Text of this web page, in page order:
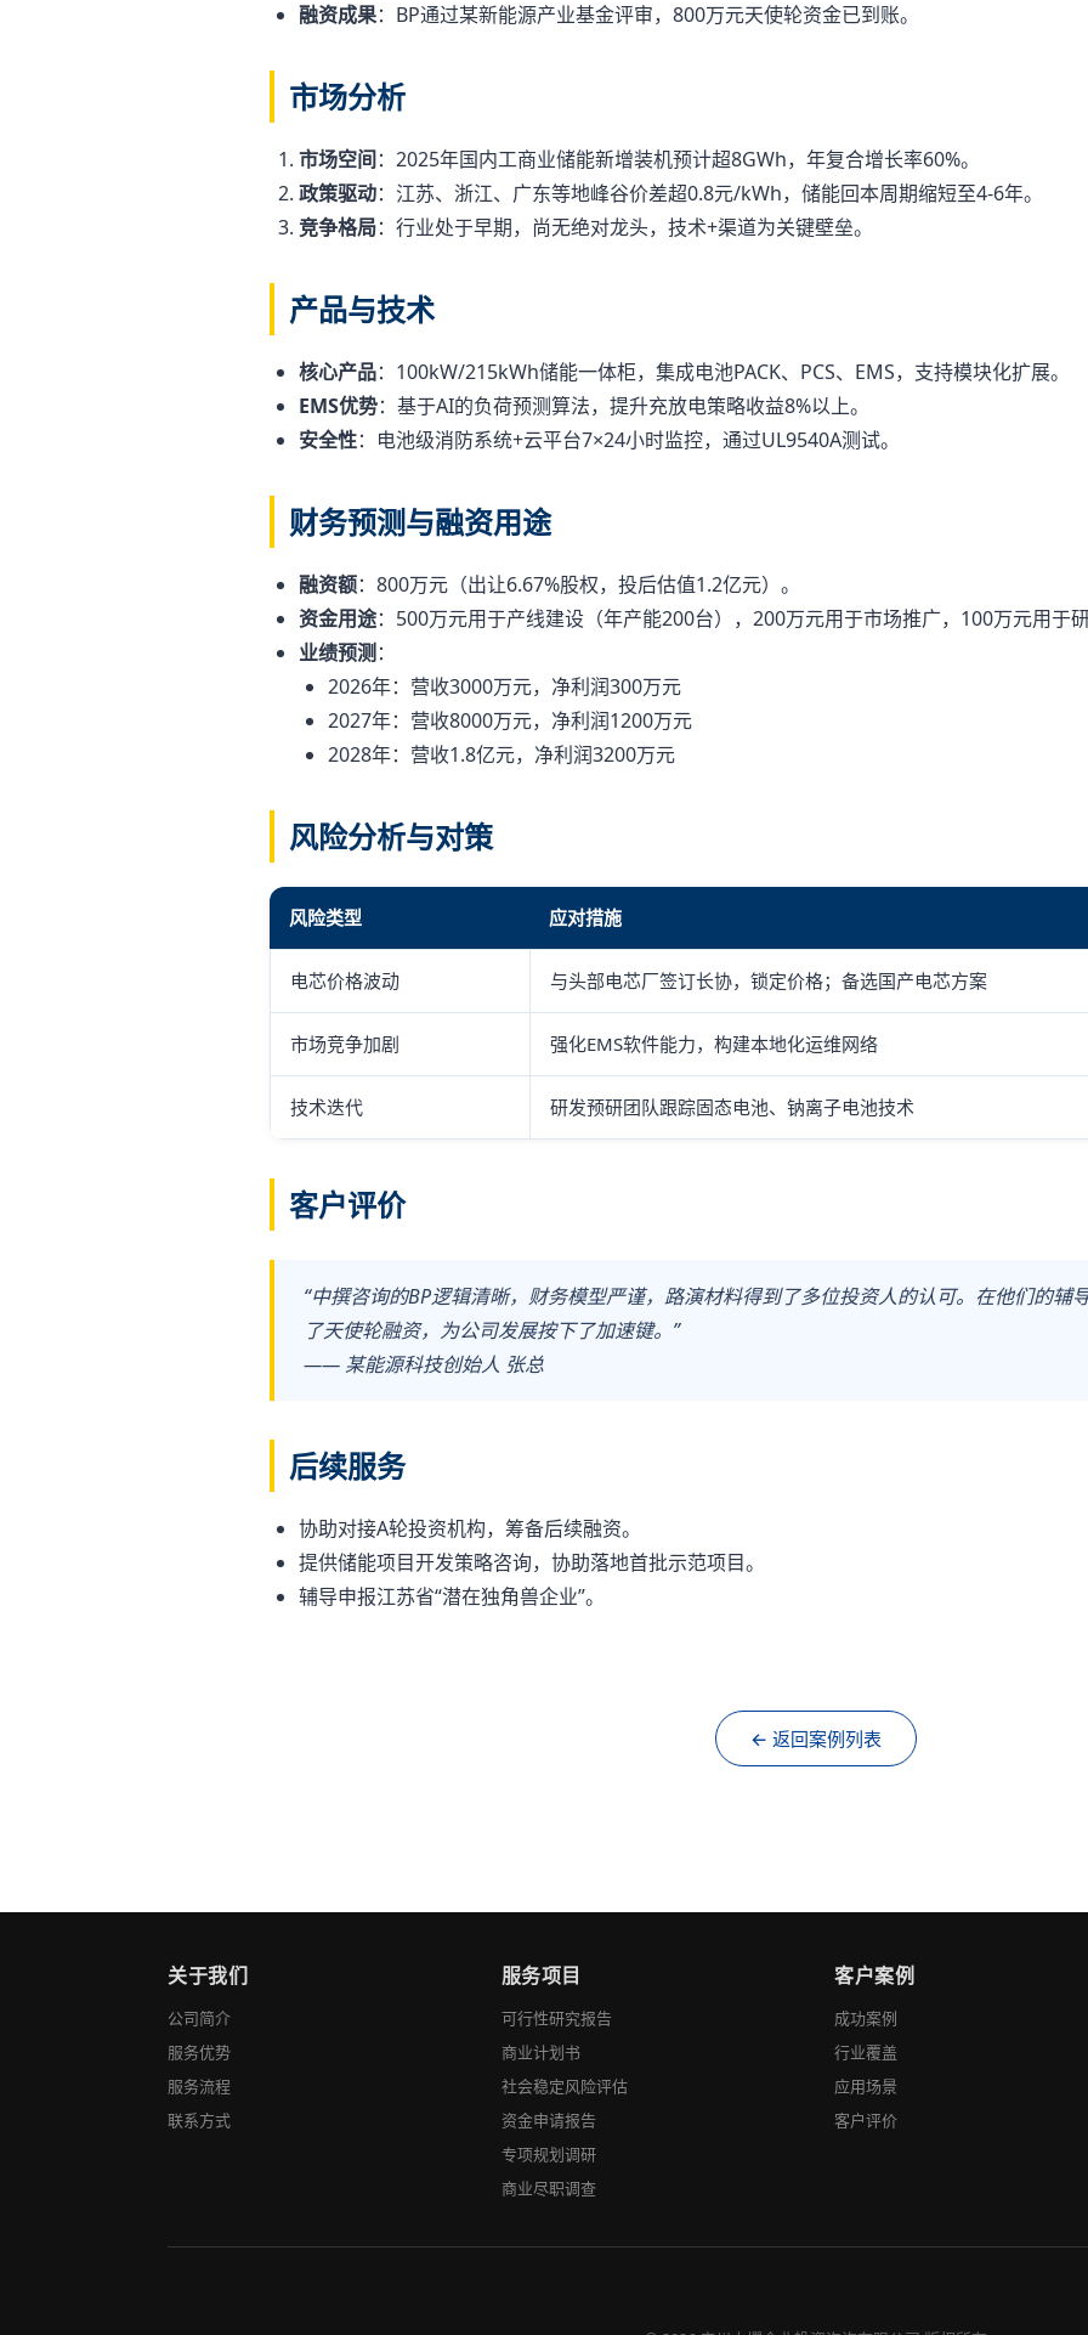
融资成果：BP通过某新能源产业基金评审，800万元天使轮资金已到账。
市场分析
市场空间：2025年国内工商业储能新增装机预计超8GWh，年复合增长率60%。
政策驱动：江苏、浙江、广东等地峰谷价差超0.8元/kWh，储能回本周期缩短至4-6年。
竞争格局：行业处于早期，尚无绝对龙头，技术+渠道为关键壁垒。
产品与技术
核心产品：100kW/215kWh储能一体柜，集成电池PACK、PCS、EMS，支持模块化扩展。
EMS优势：基于AI的负荷预测算法，提升充放电策略收益8%以上。
安全性：电池级消防系统+云平台7×24小时监控，通过UL9540A测试。
财务预测与融资用途
融资额：800万元（出让6.67%股权，投后估值1.2亿元）。
资金用途：500万元用于产线建设（年产能200台），200万元用于市场推广，100万元用于研
业绩预测 ：
2026年：营收3000万元，净利润300万元
2027年：营收8000万元，净利润1200万元
2028年：营收1.8亿元，净利润3200万元
风险分析与对策
风险类型 应对措施
电芯价格波动 与头部电芯厂签订长协，锁定价格；备选国产电芯方案
市场竞争加剧 强化EMS软件能力，构建本地化运维网络
技术迭代 研发预研团队跟踪固态电池、钠离子电池技术
客户评价
“中撰咨询的BP逻辑清晰，财务模型严谨，路演材料得到了多位投资人的认可。在他们的辅
了天使轮融资，为公司发展按下了加速键。”
—— 某能源科技创始人 张总
后续服务
协助对接A轮投资机构，筹备后续融资。
提供储能项目开发策略咨询，协助落地首批示范项目。
辅导申报江苏省“潜在独角兽企业”。
← 返回案例列表
关于我们
公司简介
服务优势
服务流程
联系方式
服务项目
可行性研究报告
商业计划书
社会稳定风险评估
资金申请报告
专项规划调研
商业尽职调查
客户案例
成功案例
行业覆盖
应用场景
客户评价